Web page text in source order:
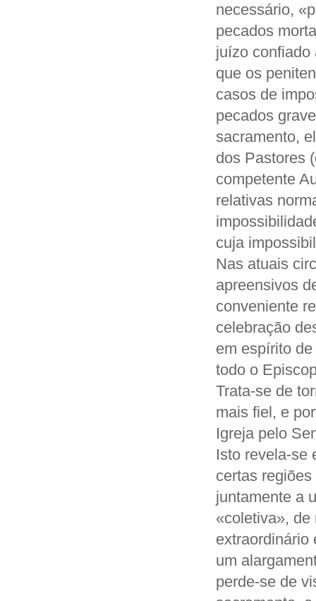
necessário,
pecados
juízo confiado
que os
casos de
pecados
sacramento,
dos Pastores
competente
relativas
cuja
Nas atuais
apreensivos
conveniente
celebração
em espírito
todo o
Trata-se de
mais fiel, e
Igreja pelo
Isto revela-se
certas
juntamente a
«coletiva», de
extraordinário
um
perde-se de